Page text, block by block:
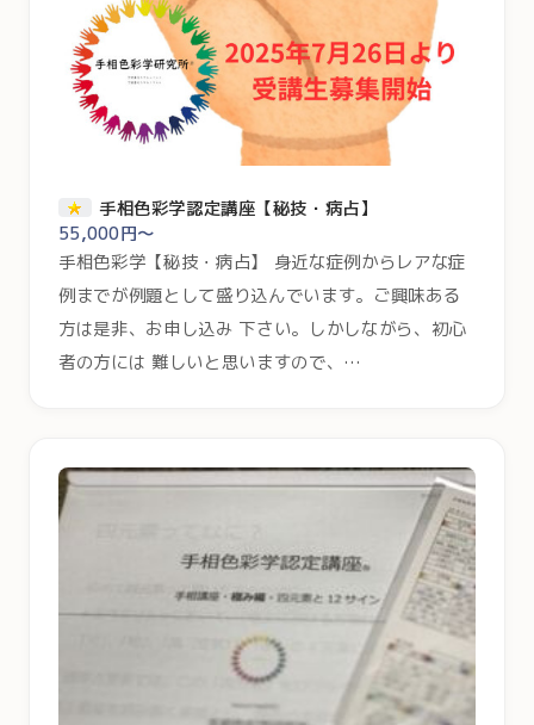
手相色彩学認定講座【秘技・病占】
55,000円～
手相色彩学【秘技・病占】 身近な症例からレアな症
例までが例題として盛り込んでいます。ご興味ある
方は是非、お申し込み 下さい。しかしながら、初心
者の方には 難しいと思いますので、…